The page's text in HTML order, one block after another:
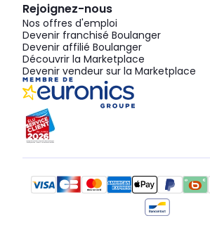
Rejoignez-nous
Nos offres d'emploi
Devenir franchisé Boulanger
Devenir affilié Boulanger
Découvrir la Marketplace
Devenir vendeur sur la Marketplace